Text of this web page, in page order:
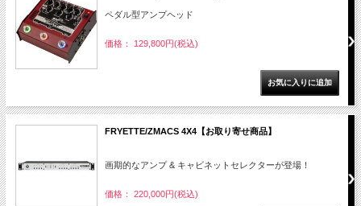
ペダル型アンプヘッド
価格： 129,800円(税込)
FRYETTE/ZMACS 4X4【お取り寄せ商品】
画期的なアンプ & キャビネットセレクターが登場！
価格： 220,000円(税込)